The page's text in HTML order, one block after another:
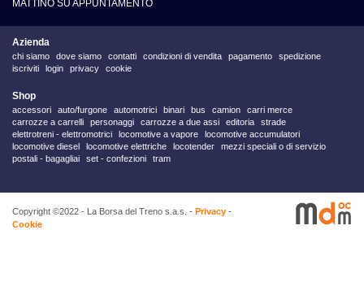
MATTINO SU APPUNTAMENTO
Azienda
chi siamo dove siamo contatti condizioni di vendita pagamento
spedizione
iscriviti
login privacy cookie
Shop
accessori auto/furgone automotrici binari bus camion
carri merce
carrozze a carrelli
personaggi carrozze a due assi editoria
strade
elettrotreni - elettromotrici
locomotive a vapore
locomotive accumulatori
locomotive diesel
locomotive elettriche locotender
mezzi speciali o di servizio
postali - bagagliai
set - confezioni tram
Copyright ©2022 - La Borsa del Treno s.a.s. - Privacy -
Cookie